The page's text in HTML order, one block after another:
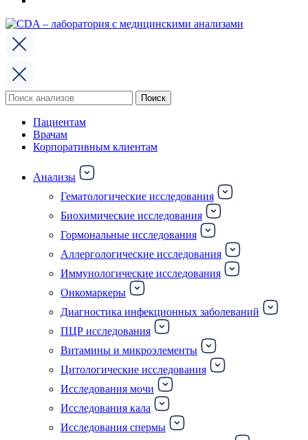
Поиск
по:
Поиск
Пациентам
Врачам
Корпоративным клиентам
Анализы
Гематологические исследования
Биохимические исследования
Гормональные исследования
Аллергологические исследования
Иммунологические исследования
Онкомаркеры
Диагностика инфекционных заболеваний
ПЦР исследования
Витамины и микроэлементы
Цитологические исследования
Исследования мочи
Исследования кала
Исследования спермы